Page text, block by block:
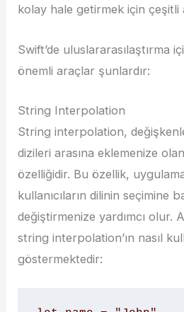
kolay hale getirmek için
Swift’de uluslararasılaştırma
önemli araçlar şunlardır:
String Interpolation
String interpolation,
dizileri arasına eklemenize
özelliğidir. Bu özellik,
kullanıcıların dilinin seçimine
değiştirmenize yardımcı olur.
string interpolation’ın nasıl
göstermektedir: